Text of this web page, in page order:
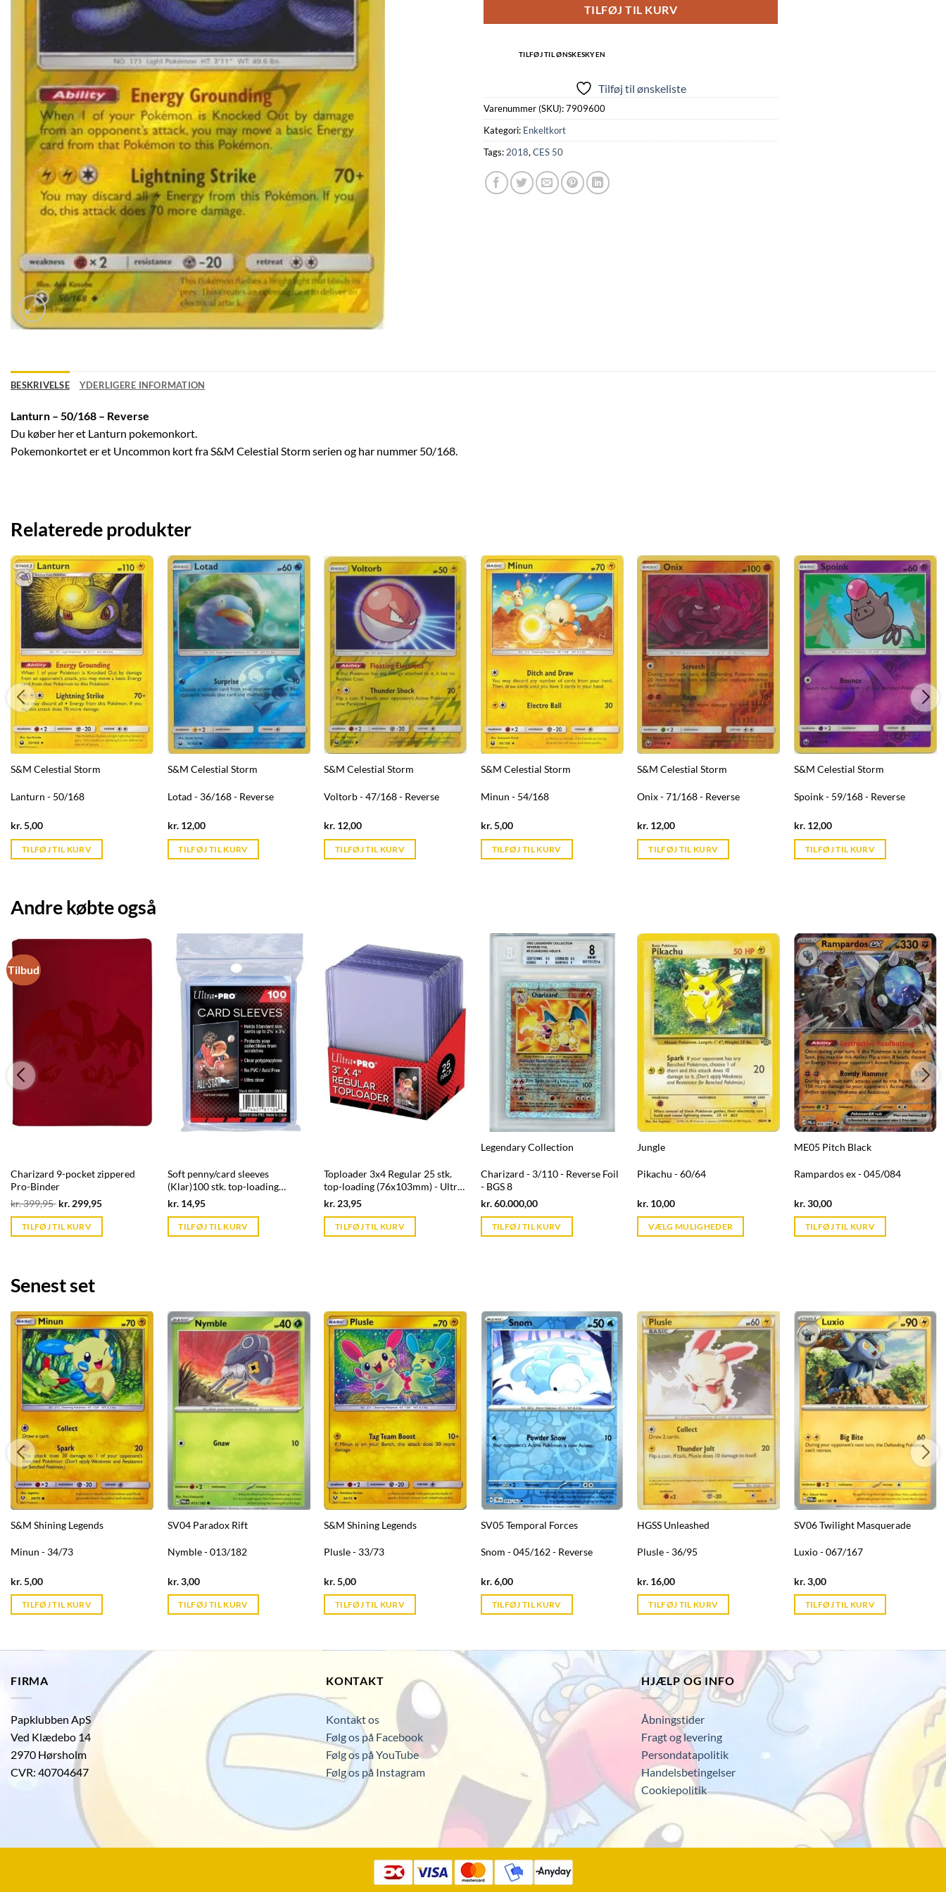
TILFØJ TIL KURV
TILFØJ TIL ØNSKESKYEN
Tilføj til ønskeliste
Varenummer (SKU):7909600
Kategori: Enkeltkort
Tags: 2018, CES 50
BESKRIVELSE YDERLIGERE INFORMATION
Lanturn – 50/168 – Reverse
Du køber her et Lanturn pokemonkort.
Pokemonkortet er et Uncommon kort fra S&M Celestial Storm serien og har nummer 50/168.
Relaterede produkter
S&M Celestial Storm
Lanturn - 50/168
kr.5,00Current
is:
kr. 39,95.
TILFØJ TIL KURV
S&M Celestial Storm
Lotad - 36/168 - Reverse
kr.12,00Current
is:
kr. 39,95.
TILFØJ TIL KURV
S&M Celestial Storm
Voltorb - 47/168 - Reverse
kr. 12,00Current
is:
kr. 39,95.
TILFØJ TIL KURV
S&M Celestial Storm
Minun - 54/168
kr.5,00Current
is:
kr. 39,95.
TILFØJ TIL KURV
S&M Celestial Storm
Onix - 71/168 - Reverse
kr. 12,00Current
is:
kr. 39,95.
TILFØJ TIL KURV
S&M Celestial Storm
Spoink - 59/168 - Reverse
kr.12,00Current
is:
kr. 39,95.
TILFØJ TIL KURV
Andre købte også
Tilbud
Charizard 9-pocket zippered
Pro-Binder
kr.399,95 Original
was:
kr. 399,95.
kr. 299,95Current
TILFØJ TIL KURV
Soft penny/card sleeves
(Klar)100 stk. top-loading
(66,7x92mm) - Ultra Pro
kr.14,95Current
is:
kr. 39,95.
TILFØJ TIL KURV
Toploader 3x4 Regular 25 stk.
top-loading (76x103mm) - Ultra
Pro
kr. 23,95Current
is:
kr. 39,95.
TILFØJ TIL KURV
Legendary Collection
Charizard - 3/110 - Reverse Foil
- BGS 8
kr.60.000,00Current
is:
kr. 39,95.
TILFØJ TIL KURV
Jungle
Pikachu - 60/64
kr. 10,00Current
is:
kr. 39,95.
VÆLG MULIGHEDER
ME05 Pitch Black
Rampardos ex - 045/084
kr.30,00Current
is:
kr. 39,95.
TILFØJ TIL KURV
Senest set
S&M Shining Legends
Minun - 34/73
kr.5,00Current
is:
kr. 39,95.
TILFØJ TIL KURV
SV04 Paradox Rift
Nymble - 013/182
kr.3,00Current
is:
kr. 39,95.
TILFØJ TIL KURV
S&M Shining Legends
Plusle - 33/73
kr.5,00Current
is:
kr. 39,95.
TILFØJ TIL KURV
SV05 Temporal Forces
Snom - 045/162 - Reverse
kr.6,00Current
is:
kr. 39,95.
TILFØJ TIL KURV
HGSS Unleashed
Plusle - 36/95
kr. 16,00Current
is:
kr. 39,95.
TILFØJ TIL KURV
SV06 Twilight Masquerade
Luxio - 067/167
kr.3,00Current
is:
kr. 39,95.
TILFØJ TIL KURV
FIRMA
Papklubben ApS
Ved Klædebo 14
2970 Hørsholm
CVR: 40704647
KONTAKT
Kontakt os
Følg os på Facebook
Følg os på YouTube
Følg os på Instagram
HJÆLP OG INFO
Åbningstider
Fragt og levering
Persondatapolitik
Handelsbetingelser
Cookiepolitik